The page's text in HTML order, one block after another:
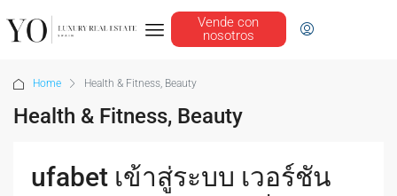
Vende con
nosotros
Home Health & Fitness, Beauty
Health & Fitness, Beauty
ufabet เข้าสู่ระบบ เวอร์ชัน